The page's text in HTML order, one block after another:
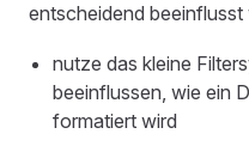
entscheidend beeinflusst
nutze das kleine
beeinflussen, wie ein
formatiert wird